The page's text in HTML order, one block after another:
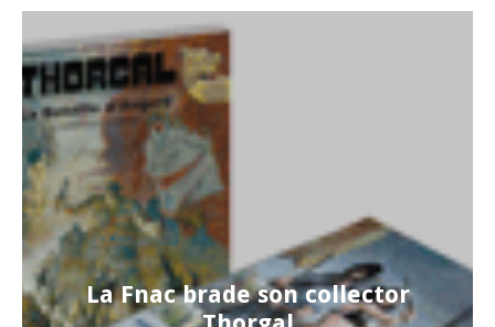
La Fnac brade son collector